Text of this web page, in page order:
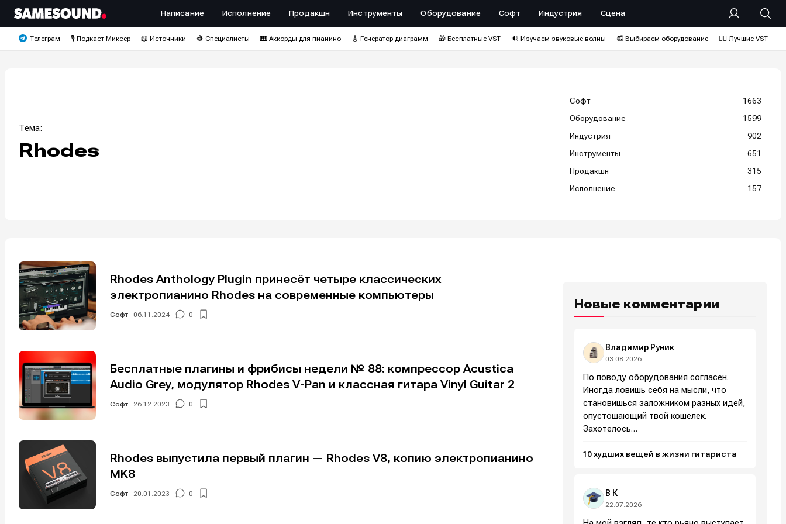
Написание Исполнение Продакшн Инструменты Оборудование Софт Индустрия Сцена
Телеграм 🎙️ Подкаст Миксер 📖 Источники 👷 Специалисты 🎹 Аккорды для пианино 🎸 Генератор диаграмм 🎁 Бесплатные VST 🔊 Изучаем звуковые волны 📻 Выбираем оборудование ❤️‍🔥 Лучшие VST
Тема:
Rhodes
Софт
1663
Оборудование
1599
Индустрия
902
Инструменты
651
Продакшн
315
Исполнение
157
Rhodes Anthology Plugin принесёт четыре классических
электропианино Rhodes на современные компьютеры
Софт 06.11.2024 0
Бесплатные плагины и фрибисы недели № 88: компрессор Acustica
Audio Grey, модулятор Rhodes V-Pan и классная гитара Vinyl Guitar 2
Софт 26.12.2023 0
Rhodes выпустила первый плагин — Rhodes V8, копию электропианино
MK8
Софт 20.01.2023 0
Новые комментарии
Владимир Руник
03.08.2026
По поводу оборудования согласен.
Иногда ловишь себя на мысли, что
становишься заложником разных идей,
опустошающий твой кошелек.
Захотелось…
10 худших вещей в жизни гитариста
В К
22.07.2026